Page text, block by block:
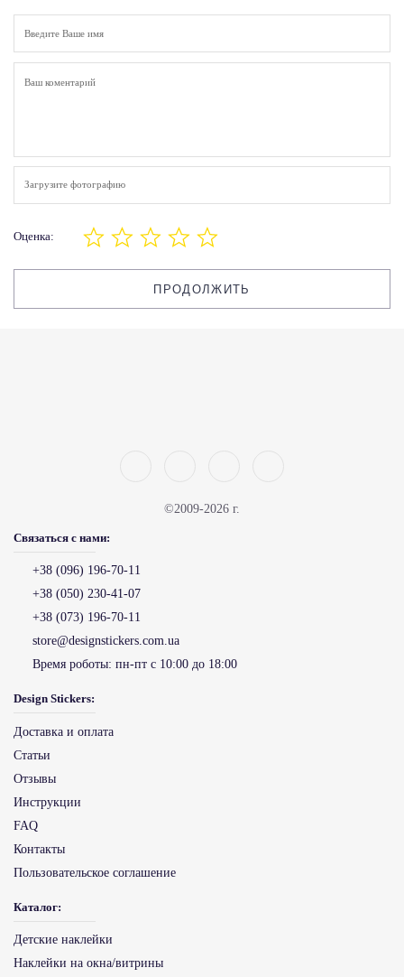
Загрузите фотографию
Оценка:
ПРОДОЛЖИТЬ
©2009-2026 г.
Связаться с нами:
+38 (096) 196-70-11
+38 (050) 230-41-07
+38 (073) 196-70-11
store@designstickers.com.ua
Время роботы: пн-пт с 10:00 до 18:00
Design Stickers:
Доставка и оплата
Статьи
Отзывы
Инструкции
FAQ
Контакты
Пользовательское соглашение
Каталог:
Детские наклейки
Наклейки на окна/витрины